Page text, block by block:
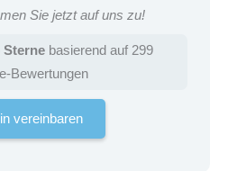
Sie jetzt auf uns zu!
Sterne basierend auf 299
Bewertungen
vereinbaren